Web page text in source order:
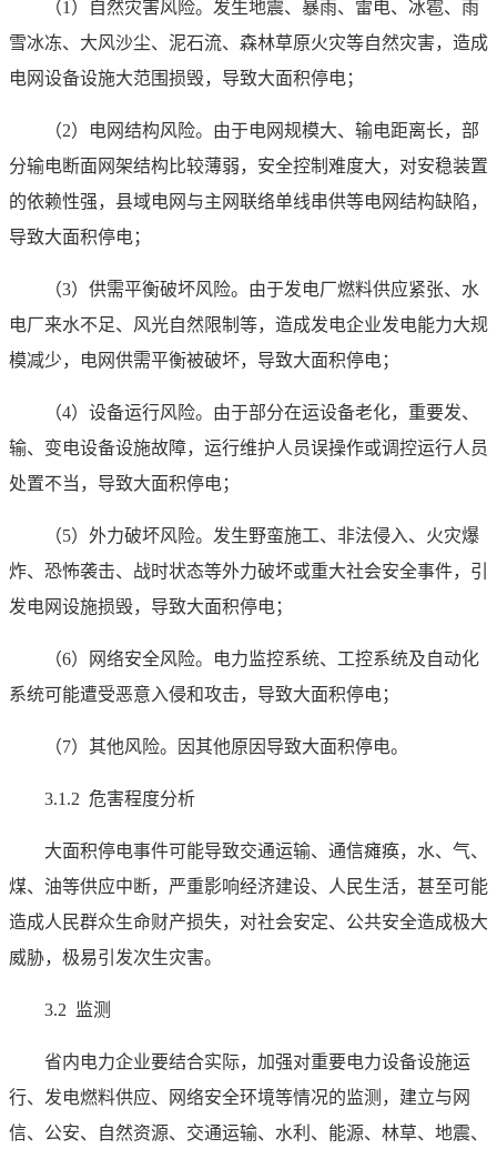
（1）自然灾害风险。发生地震、暴雨、雷电、冰雹、雨
雪冰冻、大风沙尘、泥石流、森林草原火灾等自然灾害，造成
电网设备设施大范围损毁，导致大面积停电；
（2）电网结构风险。由于电网规模大、输电距离长，部
分输电断面网架结构比较薄弱，安全控制难度大，对安稳装置
的依赖性强，县域电网与主网联络单线串供等电网结构缺陷，
导致大面积停电；
（3）供需平衡破坏风险。由于发电厂燃料供应紧张、水
电厂来水不足、风光自然限制等，造成发电企业发电能力大规
模减少，电网供需平衡被破坏，导致大面积停电；
（4）设备运行风险。由于部分在运设备老化，重要发、
输、变电设备设施故障，运行维护人员误操作或调控运行人员
处置不当，导致大面积停电；
（5）外力破坏风险。发生野蛮施工、非法侵入、火灾爆
炸、恐怖袭击、战时状态等外力破坏或重大社会安全事件，引
发电网设施损毁，导致大面积停电；
（6）网络安全风险。电力监控系统、工控系统及自动化
系统可能遭受恶意入侵和攻击，导致大面积停电；
（7）其他风险。因其他原因导致大面积停电。
3.1.2 危害程度分析
大面积停电事件可能导致交通运输、通信瘫痪，水、气、
煤、油等供应中断，严重影响经济建设、人民生活，甚至可能
造成人民群众生命财产损失，对社会安定、公共安全造成极大
威胁，极易引发次生灾害。
3.2 监测
省内电力企业要结合实际，加强对重要电力设备设施运
行、发电燃料供应、网络安全环境等情况的监测，建立与网
信、公安、自然资源、交通运输、水利、能源、林草、地震、